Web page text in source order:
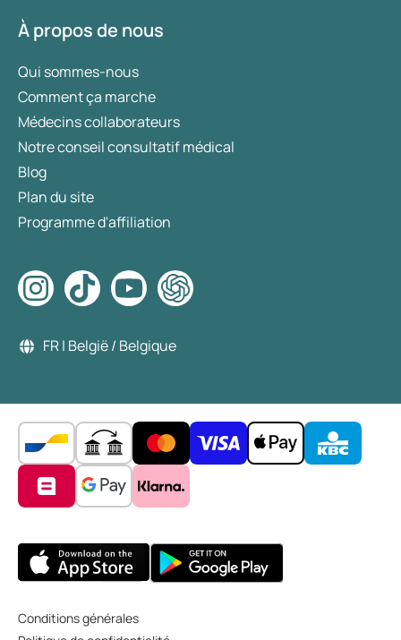
À propos de nous
Qui sommes-nous
Comment ça marche
Médecins collaborateurs
Notre conseil consultatif médical
Blog
Plan du site
Programme d'affiliation
FR | België / Belgique
Conditions générales